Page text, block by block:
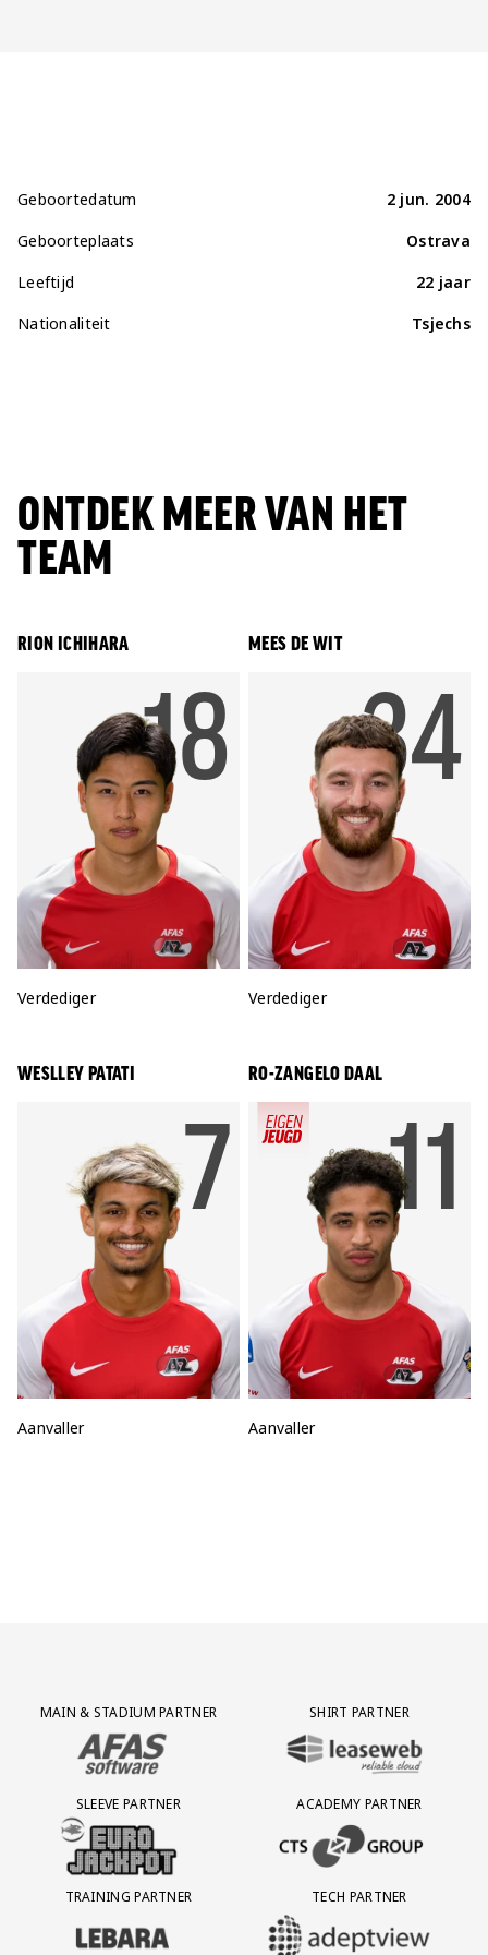
Geboortedatum
2 jun. 2004
Geboorteplaats
Ostrava
Leeftijd
22 jaar
Nationaliteit
Tsjechs
ONTDEK MEER VAN HET
TEAM
RION ICHIHARA
18
Positie:
Verdediger
MEES DE WIT
34
Positie:
Verdediger
WESLLEY PATATI
7
Positie:
Aanvaller
RO-ZANGELO DAAL
11
Positie:
Aanvaller
Partner Logos Grid
MAIN & STADIUM PARTNER
BEZOEK ONZE MAIN & STADIUM PARTNER AFAS SOFTWARE
SHIRT PARTNER
BEZOEK ONZE SHIRT PARTNER
SLEEVE PARTNER
BEZOEK ONZE SLEEVE PARTNER EUROJACKPOT
ACADEMY PARTNER
BEZOEK ONZE ACADEMY
TRAINING PARTNER
BEZOEK ONZE TRAINING PARTNER LEBARA
TECH PARTNER
BEZOEK ONZE TECH PARTNER